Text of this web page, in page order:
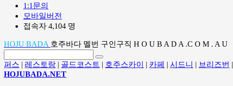
1:1문의
모바일버전
접속자 4,104 명
HOJU BADA 호주바다 멜번 구인구직 H O U B A D A .C O M . A U
퍼스 | 레스토랑 | 골드코스트 | 호주스카이 | 카페 | 시드니 | 브리즈번 |
HOJUBADA.NET